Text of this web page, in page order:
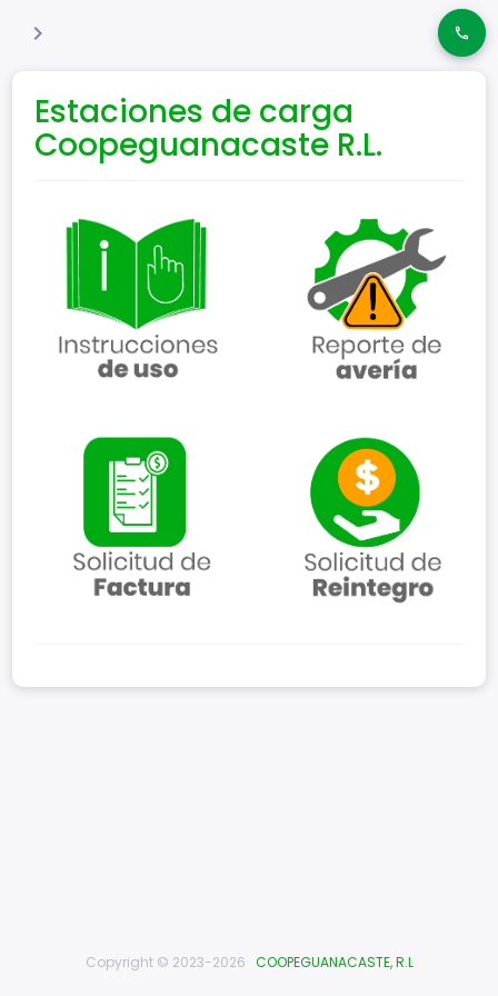
Estaciones de carga
Coopeguanacaste R.L.
Copyright © 2023-2026 COOPEGUANACASTE, R.L